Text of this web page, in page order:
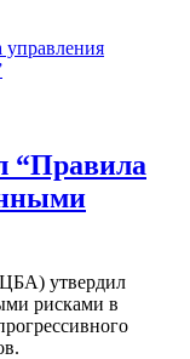
“Правила
утвердил
рисками в